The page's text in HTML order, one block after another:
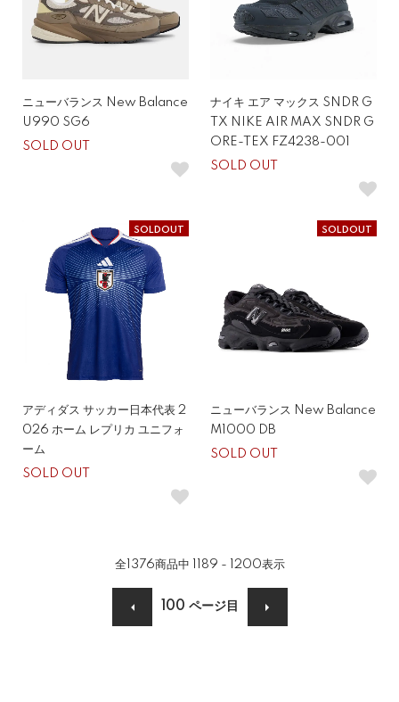
ニューバランス New Balance
U990 SG6
SOLD OUT
ナイキ エア マックス SNDR G
TX NIKE AIR MAX SNDR G
ORE-TEX FZ4238-001
SOLD OUT
SOLDOUT
アディダス サッカー日本代表 2
026 ホーム レプリカ ユニフォ
ーム
SOLD OUT
SOLDOUT
ニューバランス New Balance
M1000 DB
SOLD OUT
全1376商品中 1189 - 1200表示
100 ページ目